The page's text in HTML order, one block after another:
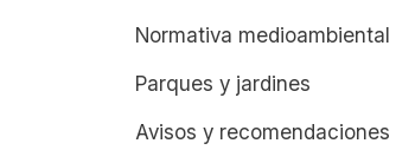
Normativa medioambiental
Parques y jardines
Avisos y